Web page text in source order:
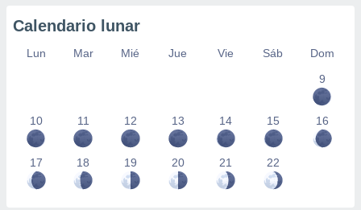
Calendario lunar
Lun Mar Mié Jue Vie Sáb
Dom
9
10 11 12 13 14 15 16
17 18 19 20 21 22